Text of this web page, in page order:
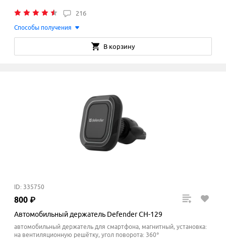
216
Способы получения
В корзину
ID: 335750
800 ₽
Автомобильный держатель Defender CH-129
автомобильный держатель для смартфона, магнитный, установка:
на вентиляционную решётку, угол поворота: 360°